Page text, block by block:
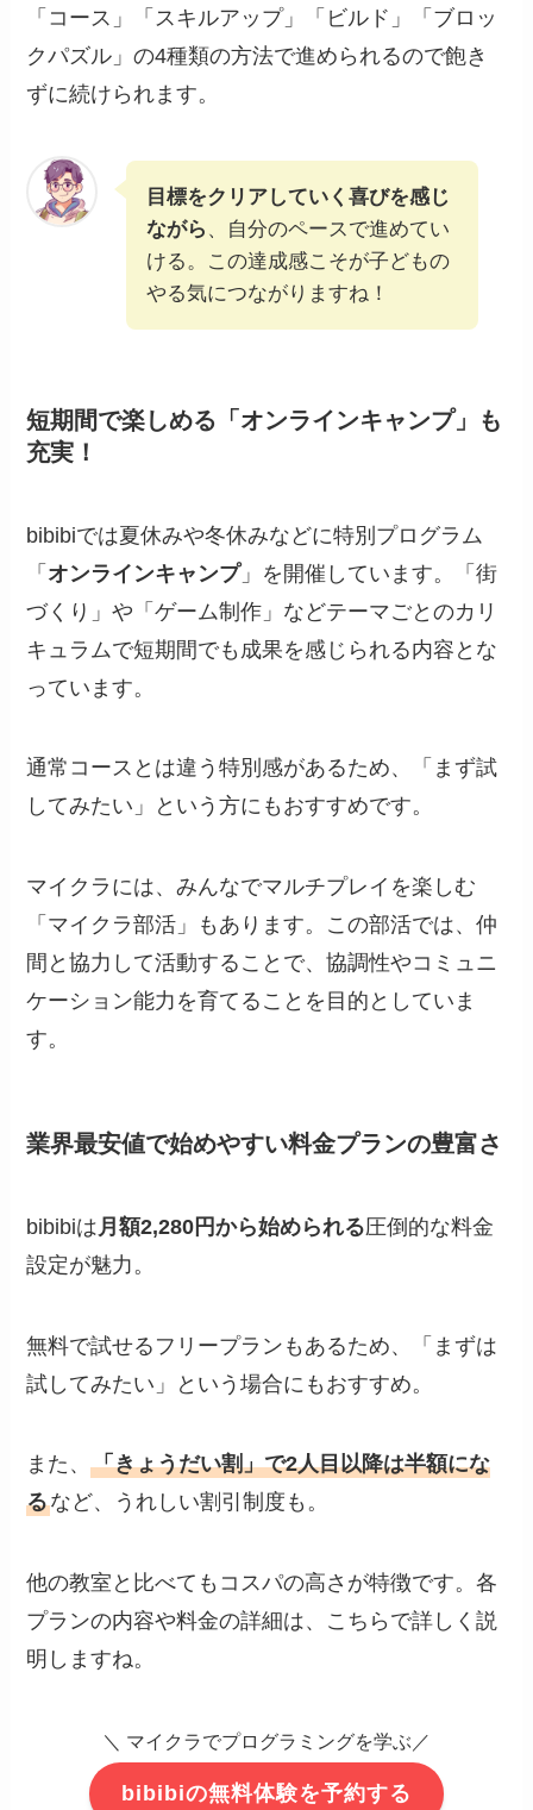
「コース」「スキルアップ」「ビルド」「ブロッ
クパズル」の4種類の方法で進められるので飽き
ずに続けられます。
目標をクリアしていく喜びを感じ
ながら 、自分のペースで進めてい
ける。この達成感こそが子どもの
やる気につながりますね！
短期間で楽しめる「オンラインキャンプ」も
充実！
bibibiでは夏休みや冬休みなどに特別プログラム
「 オンラインキャンプ」を開催しています。「街
づくり」や「ゲーム制作」などテーマごとのカリ
キュラムで短期間でも成果を感じられる内容とな
っています。
通常コースとは違う特別感があるため、「まず試
してみたい」という方にもおすすめです。
マイクラには、みんなでマルチプレイを楽しむ
「マイクラ部活」もあります。この部活では、仲
間と協力して活動することで、協調性やコミュニ
ケーション能力を育てることを目的としていま
す。
業界最安値で始めやすい料金プランの豊富さ
bibibiは 月額2,280円から始められる圧倒的な料金
設定が魅力。
無料で試せるフリープランもあるため、「まずは
試してみたい」という場合にもおすすめ。
また、「きょうだい割」で2人目以降は半額にな
るなど、うれしい割引制度も。
他の教室と比べてもコスパの高さが特徴です。各
プランの内容や料金の詳細は、こちらで詳しく説
明しますね。
＼ マイクラでプログラミングを学ぶ／
bibibiの無料体験を予約する